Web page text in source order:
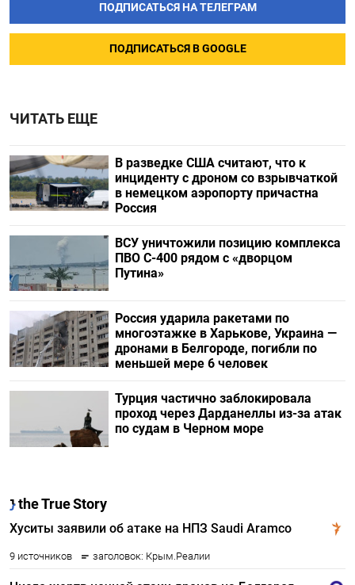
ПОДПИСАТЬСЯ НА ТЕЛЕГРАМ
ПОДПИСАТЬСЯ В GOOGLE
ЧИТАТЬ ЕЩЕ
В разведке США считают, что к
инциденту с дроном со взрывчаткой
в немецком аэропорту причастна
Россия
ВСУ уничтожили позицию комплекса
ПВО С-400 рядом с «дворцом
Путина»
Россия ударила ракетами по
многоэтажке в Харькове, Украина —
дронами в Белгороде, погибли по
меньшей мере 6 человек
Турция частично заблокировала
проход через Дарданеллы из-за атак
по судам в Черном море